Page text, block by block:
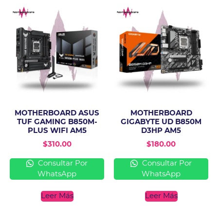
MOTHERBOARD ASUS
TUF GAMING B850M-
PLUS WIFI AM5
$310.00
Consultar Por
WhatsApp
Leer Más
MOTHERBOARD
GIGABYTE UD B850M
D3HP AM5
$180.00
Consultar Por
WhatsApp
Leer Más